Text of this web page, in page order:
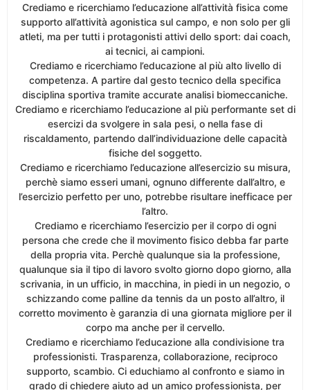
Crediamo e ricerchiamo l’educazione all’attività fisica come
supporto all’attività agonistica sul campo, e non solo per gli
atleti, ma per tutti i protagonisti attivi dello sport: dai coach,
ai tecnici, ai campioni.
Crediamo e ricerchiamo l’educazione al più alto livello di
competenza. A partire dal gesto tecnico della specifica
disciplina sportiva tramite accurate analisi biomeccaniche.
Crediamo e ricerchiamo l’educazione al più performante set di
esercizi da svolgere in sala pesi, o nella fase di
riscaldamento, partendo dall’individuazione delle capacità
fisiche del soggetto.
Crediamo e ricerchiamo l’educazione all’esercizio su misura,
perchè siamo esseri umani, ognuno differente dall’altro, e
l’esercizio perfetto per uno, potrebbe risultare inefficace per
l’altro.
Crediamo e ricerchiamo l’esercizio per il corpo di ogni
persona che crede che il movimento fisico debba far parte
della propria vita. Perchè qualunque sia la professione,
qualunque sia il tipo di lavoro svolto giorno dopo giorno, alla
scrivania, in un ufficio, in macchina, in piedi in un negozio, o
schizzando come palline da tennis da un posto all’altro, il
corretto movimento è garanzia di una giornata migliore per il
corpo ma anche per il cervello.
Crediamo e ricerchiamo l’educazione alla condivisione tra
professionisti. Trasparenza, collaborazione, reciproco
supporto, scambio. Ci educhiamo al confronto e siamo in
grado di chiedere aiuto ad un amico professionista, per